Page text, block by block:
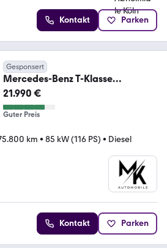
Kontakt Parken
Gesponsert
Mercedes-Benz T-Klasse
180d*NAV*KLIMA*SPUR*SHZ*AUT
*KAM*LED
21.990 €
Guter Preis
km • 85 kW (116 PS) • Diesel
Kontakt Parken